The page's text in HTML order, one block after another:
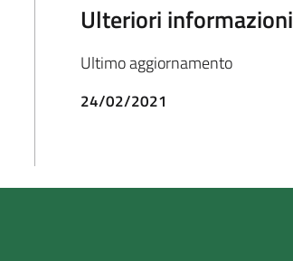
Ulteriori informazioni
Ultimo aggiornamento
24/02/2021